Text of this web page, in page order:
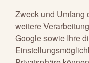
Zweck und Umfang
weitere
Google sowie Ihre